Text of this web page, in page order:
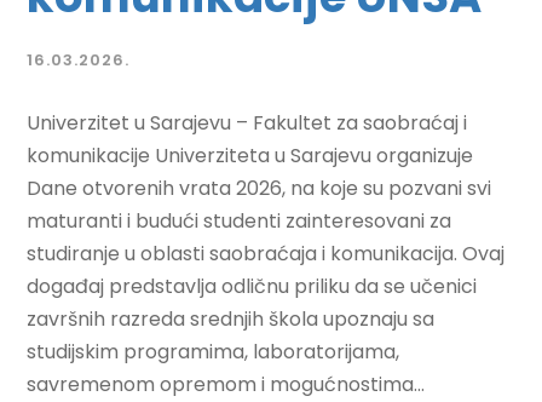
16.03.2026.
Univerzitet u Sarajevu – Fakultet za saobraćaj i
komunikacije Univerziteta u Sarajevu organizuje
Dane otvorenih vrata 2026, na koje su pozvani svi
maturanti i budući studenti zainteresovani za
studiranje u oblasti saobraćaja i komunikacija. Ovaj
događaj predstavlja odličnu priliku da se učenici
završnih razreda srednjih škola upoznaju sa
studijskim programima, laboratorijama,
savremenom opremom i mogućnostima...